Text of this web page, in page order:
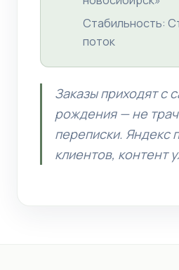
Стабильность:
поток
Заказы приходят с
рождения — не
переписки. Яндекс
клиентов, контент